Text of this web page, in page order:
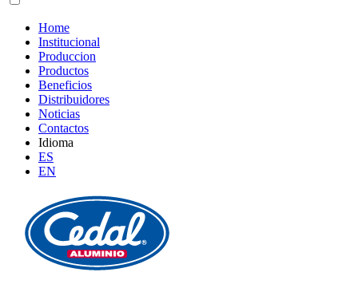
Home
Institucional
Produccion
Productos
Beneficios
Distribuidores
Noticias
Contactos
Idioma
ES
EN